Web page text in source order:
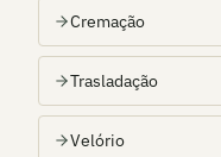
Cremação
Trasladação
Velório